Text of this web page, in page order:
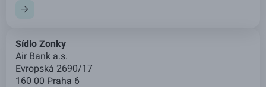
Sídlo Zonky
Air Bank a.s.
Evropská 2690/17
160 00 Praha 6